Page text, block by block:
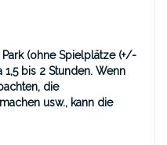
(ohne Spielplätze (+/-
bis 2 Stunden. Wenn
die
usw., kann die